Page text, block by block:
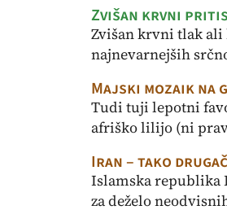
Zvišan krvni
Zvišan krvni tlak ali
najnevarnejših
Majski mozaik na
Tudi tuji lepotni
afriško lilijo (ni
Iran – tako
Islamska republika
za deželo